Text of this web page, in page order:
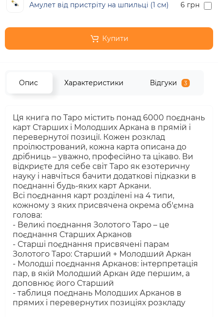
Амулет від пристріту на шпильці (1 см) 6 грн
Купити
Опис Характеристики Відгуки 3
Ця книга по Таро містить понад 6000 поєднань
карт Старших і Молодших Аркана в прямій і
перевернутої позиції. Кожен розклад
проілюстрований, кожна карта описана до
дрібниць – уважно, професійно та цікаво. Ви
відкриєте для себе світ Таро як езотеричну
науку і навчіться бачити додаткові підказки в
поєднанні будь-яких карт Аркани.
Всі поєднання карт розділені на 4 типи,
кожному з яких присвячена окрема об'ємна
голова:
- Великі поєднання Золотого Таро – це
поєднання Старших Арканов
- Старші поєднання присвячені парам
Золотого Таро: Старший + Молодший Аркан
- Молодші поєднання Арканов: інтерпретація
пар, в якій Молодший Аркан йде першим, а
доповнює його Старший
- таблиця поєднань Молодших Арканов в
прямих і перевернутих позиціях розкладу